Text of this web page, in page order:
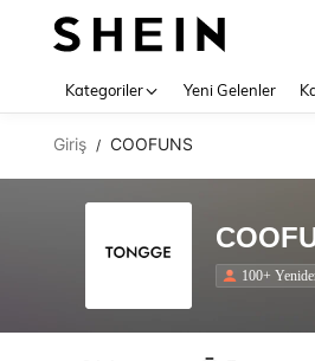
Kategoriler Yeni Gelenler
Giriş / COOFUNS
100+